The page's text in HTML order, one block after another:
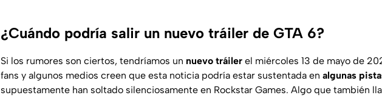
¿Cuándo podría salir un nuevo tráiler de GTA 6?
Si los rumores son ciertos, tendríamos un nuevo tráiler el miércoles 13 de mayo de
fans y algunos medios creen que esta noticia podría estar sustentada en algunas
supuestamente han soltado silenciosamente en Rockstar Games. Algo que también